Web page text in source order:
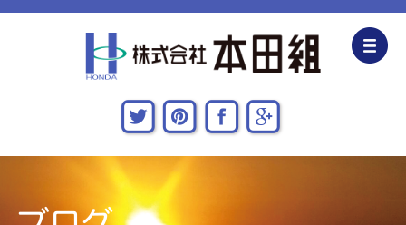
企業情報
CSR活動
主な施工実績